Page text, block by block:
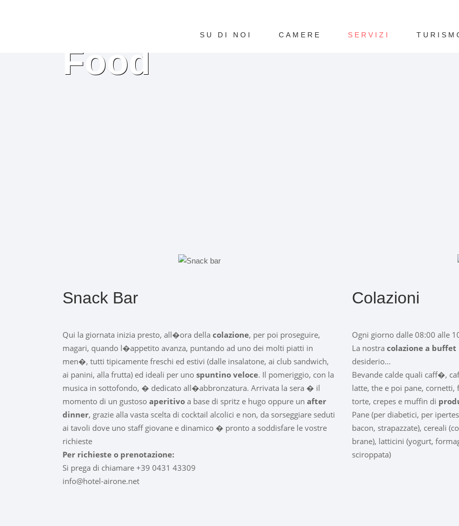
SU DI NOI CAMERE SERVIZI
Food
Snack Bar
Qui la giornata inizia presto, all�ora della colazione, per poi proseguire,
magari, quando l�appetito avanza, puntando ad uno dei molti piatti in
men�, tutti tipicamente freschi ed estivi (dalle insalatone, ai club sandwich,
ai panini, alla frutta) ed ideali per uno spuntino veloce. Il pomeriggio, con la
musica in sottofondo, � dedicato all�abbronzatura. Arrivata la sera � il
momento di un gustoso aperitivo a base di spritz e hugo oppure un after
dinner, grazie alla vasta scelta di cocktail alcolici e non, da sorseggiare seduti
ai tavoli dove uno staff giovane e dinamico � pronto a soddisfare le vostre
richieste
Per richieste o prenotazione:
Si prega di chiamare +39 0431 43309
info@hotel-airone.net
Colazioni
Ogni giorno dalle 08:00 alle
La nostra colazione a buffet
desiderio…
Bevande calde quali caff�,
latte, the e poi pane,
torte, crepes e muffin di
Pane (per diabetici, per
bacon, strapazzate), cereali
brane), latticini (yogurt,
sciroppata)